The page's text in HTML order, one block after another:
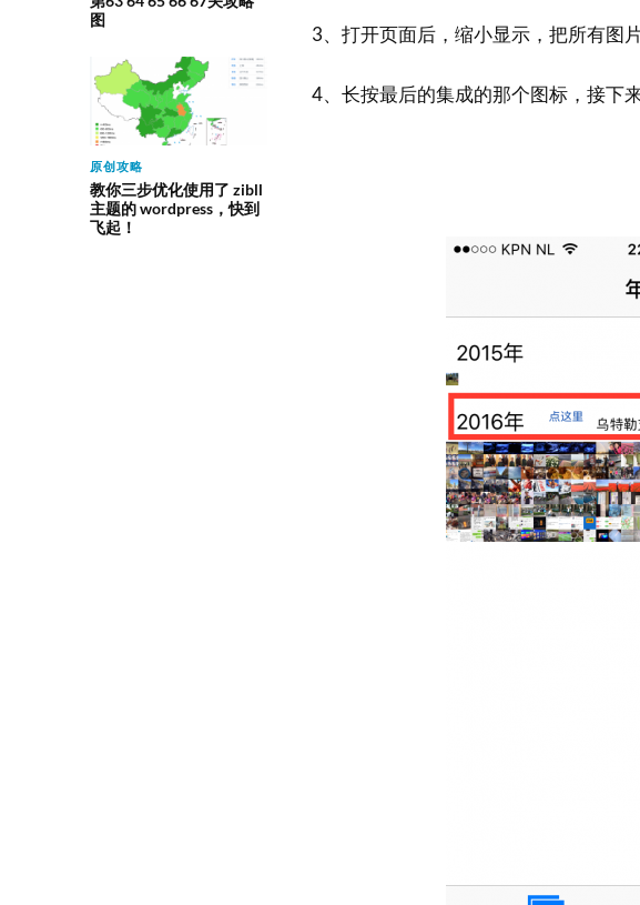
图
原创攻略
教你三步优化使用了 zibll
主题的 wordpress，快到
飞起！
3、打开页面后，缩小显示，把所有图
4、长按最后的集成的那个图标，接下